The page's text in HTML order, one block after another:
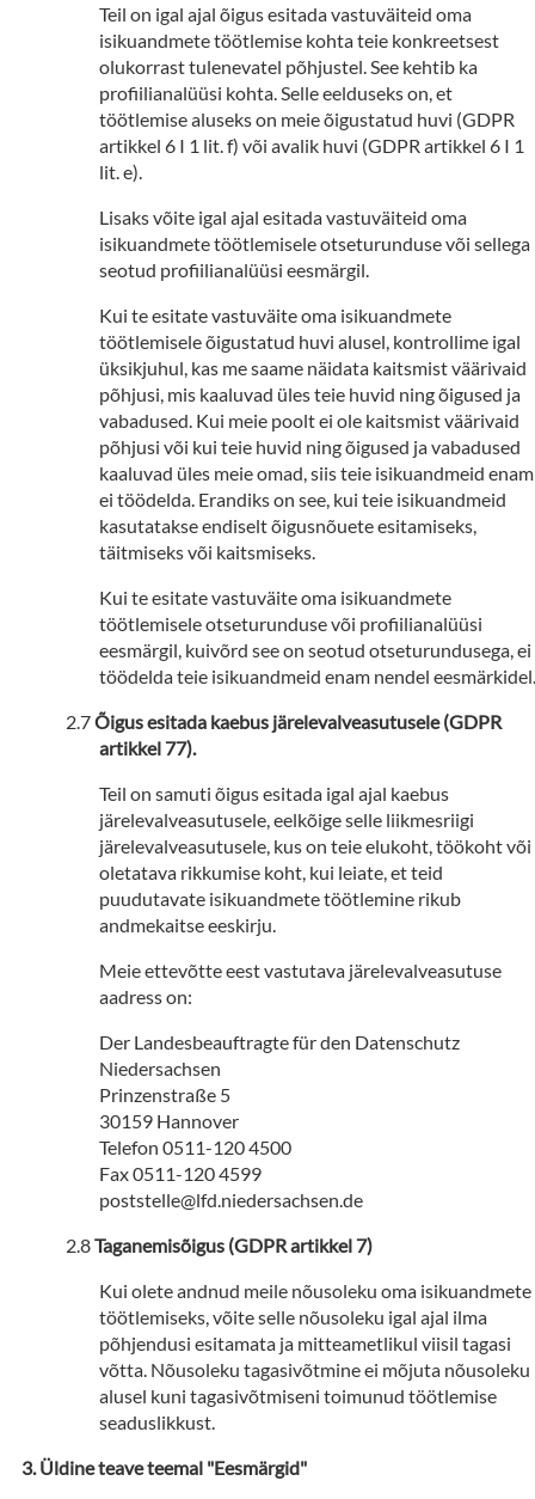
Teil on igal ajal õigus esitada vastuväiteid oma
isikuandmete töötlemise kohta teie konkreetsest
olukorrast tulenevatel põhjustel. See kehtib ka
profiilianalüüsi kohta. Selle eelduseks on, et
töötlemise aluseks on meie õigustatud huvi (GDPR
artikkel 6 I 1 lit. f) või avalik huvi (GDPR artikkel 6 I 1
lit. e).
Lisaks võite igal ajal esitada vastuväiteid oma
isikuandmete töötlemisele otseturunduse või sellega
seotud profiilianalüüsi eesmärgil.
Kui te esitate vastuväite oma isikuandmete
töötlemisele õigustatud huvi alusel, kontrollime igal
üksikjuhul, kas me saame näidata kaitsmist väärivaid
põhjusi, mis kaaluvad üles teie huvid ning õigused ja
vabadused. Kui meie poolt ei ole kaitsmist väärivaid
põhjusi või kui teie huvid ning õigused ja vabadused
kaaluvad üles meie omad, siis teie isikuandmeid enam
ei töödelda. Erandiks on see, kui teie isikuandmeid
kasutatakse endiselt õigusnõuete esitamiseks,
täitmiseks või kaitsmiseks.
Kui te esitate vastuväite oma isikuandmete
töötlemisele otseturunduse või profiilianalüüsi
eesmärgil, kuivõrd see on seotud otseturundusega, ei
töödelda teie isikuandmeid enam nendel eesmärkidel.
Õigus esitada kaebus järelevalveasutusele (GDPR
artikkel 77).
Teil on samuti õigus esitada igal ajal kaebus
järelevalveasutusele, eelkõige selle liikmesriigi
järelevalveasutusele, kus on teie elukoht, töökoht või
oletatava rikkumise koht, kui leiate, et teid
puudutavate isikuandmete töötlemine rikub
andmekaitse eeskirju.
Meie ettevõtte eest vastutava järelevalveasutuse
aadress on:
Der Landesbeauftragte für den Datenschutz
Niedersachsen
Prinzenstraße 5
30159 Hannover
Telefon 0511-120 4500
Fax 0511-120 4599
poststelle@lfd.niedersachsen.de
Taganemisõigus (GDPR artikkel 7)
Kui olete andnud meile nõusoleku oma isikuandmete
töötlemiseks, võite selle nõusoleku igal ajal ilma
põhjendusi esitamata ja mitteametlikul viisil tagasi
võtta. Nõusoleku tagasivõtmine ei mõjuta nõusoleku
alusel kuni tagasivõtmiseni toimunud töötlemise
seaduslikkust.
Üldine teave teemal "Eesmärgid"